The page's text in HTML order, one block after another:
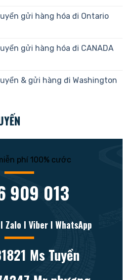
gửi hàng hóa đi Ontario
gửi hàng hóa đi CANADA
& gửi hàng đi Washington
phí 100% cước
909 013
Zalo l Viber l WhatsApp
Ms Tuyền